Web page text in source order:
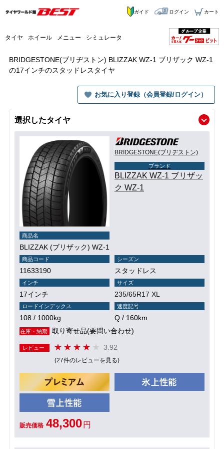
タイヤ ホイール メニュー シミュレータ
ガイド ログイン カート
BRIDGESTONE(ブリヂストン) BLIZZAK WZ-1 ブリザック WZ-1
の17インチのスタッドレスタイヤ
お気に入り登録（会員登録/ログイン）
選択したタイヤ
BRIDGESTONE(ブリヂストン)
ブランド
BLIZZAK WZ-1 ブリザッ
ク WZ-1
商品名
BLIZZAK (ブリザック) WZ-1
商品コード
11633190
シーズン
スタッドレス
インチ
17インチ
サイズ
235/65R17 XL
ロードインデックス
108 / 1000kg
速度記号
Q / 160km
在庫・納期 取り寄せ品(要問い合わせ)
レビュー 3.92
(27件のレビューを見る)
販売価格 48,300 円